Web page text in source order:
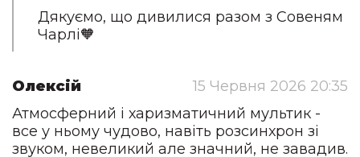
Дякуємо, що дивилися разом з Совеням
Чарлі🧡
Олексій
15 Червня 2026 20:35
Атмосферний і харизматичний мультик -
все у ньому чудово, навіть розсинхрон зі
звуком, невеликий але значний, не завадив.